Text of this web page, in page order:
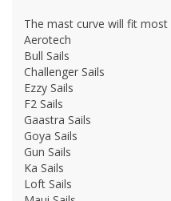
The mast curve will fit
Aerotech
Bull Sails
Challenger Sails
Ezzy Sails
F2 Sails
Gaastra Sails
Goya Sails
Gun Sails
Ka Sails
Loft Sails